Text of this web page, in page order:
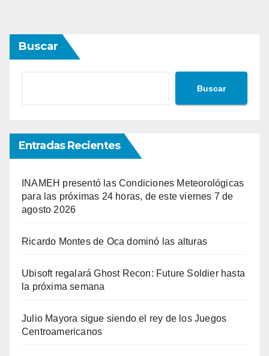
Buscar
Buscar
Entradas Recientes
INAMEH presentó las Condiciones Meteorológicas
para las próximas 24 horas, de este viernes 7 de
agosto 2026
Ricardo Montes de Oca dominó las alturas
Ubisoft regalará Ghost Recon: Future Soldier hasta
la próxima semana
Julio Mayora sigue siendo el rey de los Juegos
Centroamericanos